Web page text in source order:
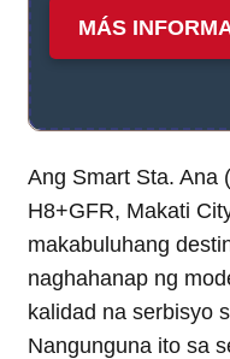
MÁS
Ang Smart Sta. Ana
H8+GFR, Makati
makabuluhang
naghahanap ng
kalidad na serbisyo
Nangunguna ito sa